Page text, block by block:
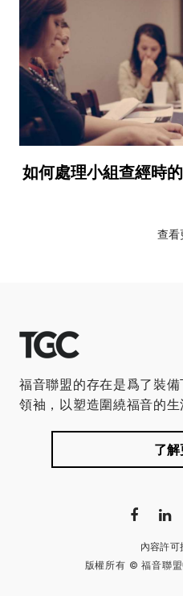
如何處理小組查經時
查看
福音聯盟的存在是爲了裝
領袖，以塑造圍繞福音的生
了
內容許可
版權所有 © 福音聯